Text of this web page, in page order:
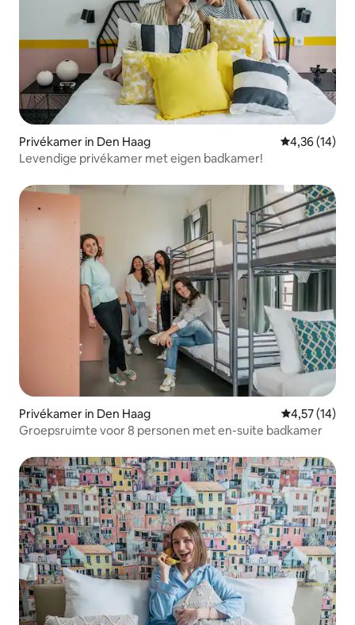
Privékamer in Den Haag Gemiddelde
4,36 (14)
Levendige privékamer met eigen badkamer!
Privékamer in Den Haag Gemiddelde
4,57 (14)
Groepsruimte voor 8 personen met en-suite badkamer